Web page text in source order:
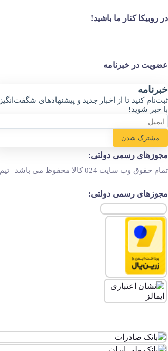
در روبیکا کنار ما باشید!
عضویت در خبرنامه
خبر‌نامه
ثبت‌نام کنید تا از اخبار جدید و پیشنهاد‌های شگفت‌انگیز
با خبر شوید!
مشترک شدن
مجوزهای رسمی دولتی:
تمام حقوق وب سایت 024 کالا محفوظ می باشد | تیم فناوری اطلاعات 024 کالا
مجوزهای رسمی دولتی: